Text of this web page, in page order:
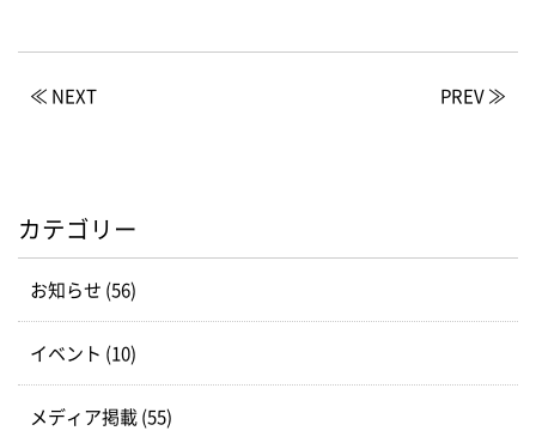
≪ NEXT PREV ≫
カテゴリー
お知らせ (56)
イベント (10)
メディア掲載 (55)